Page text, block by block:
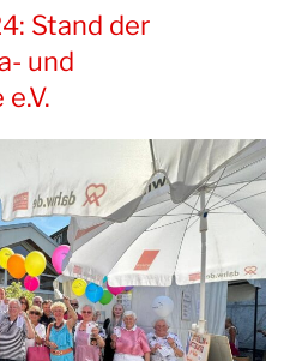
Stand der
und